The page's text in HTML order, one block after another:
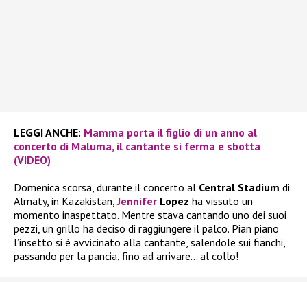
LEGGI ANCHE: Mamma porta il figlio di un anno al
concerto di Maluma, il cantante si ferma e sbotta
(VIDEO)
Domenica scorsa, durante il concerto al Central Stadium di
Almaty, in Kazakistan,Jennifer Lopez ha vissuto un
momento inaspettato. Mentre stava cantando uno dei suoi
pezzi, un grillo ha deciso di raggiungere il palco. Pian piano
l’insetto si è avvicinato alla cantante, salendole sui fianchi,
passando per la pancia, fino ad arrivare… al collo!